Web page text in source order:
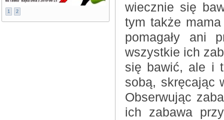
1 2
wiecznie się
tym także
pomagały ani
wszystkie ich
się bawić, ale i
sobą, skręcając
Obserwując
ich zabawa